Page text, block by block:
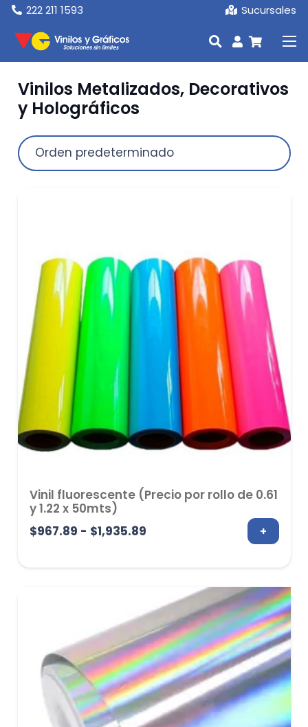
222 211 1593 Sucursales
Vinilos Metalizados, Decorativos
y Holográficos
Vinil fluorescente (Precio por rollo de 0.61
y 1.22 x 50mts)
$967.89 - $1,935.89Rango
precios:
$967.89
hasta
$1,935.89
+